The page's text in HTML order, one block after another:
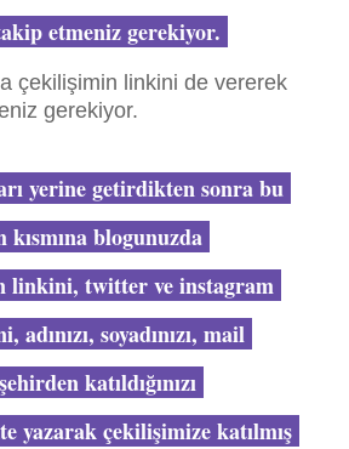
etmeniz gerekiyor.
çekilişimin linkini de vererek
gerekiyor.
yerine getirdikten sonra bu
blogunuzda
linkini, twitter ve instagram
adınızı, soyadınızı, mail
katıldığınızı
yazarak çekilişimize katılmış